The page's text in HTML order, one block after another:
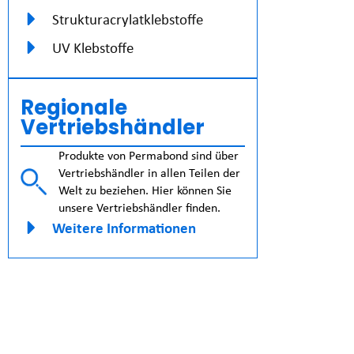
Strukturacrylatklebstoffe
UV Klebstoffe
Regionale
Vertriebshändler
Produkte von Permabond sind über
Vertriebshändler in allen Teilen der
Welt zu beziehen. Hier können Sie
unsere Vertriebshändler finden.
Weitere Informationen